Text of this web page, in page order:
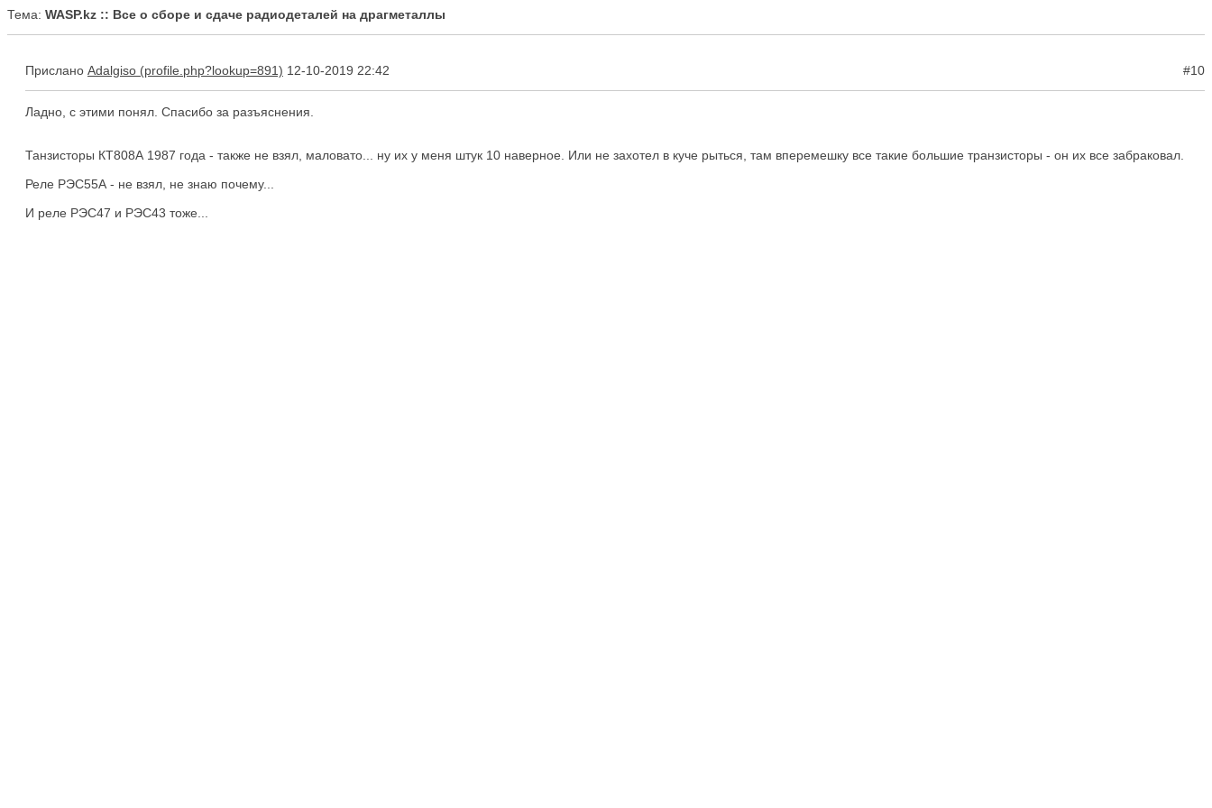
Тема: WASP.kz :: Все о сборе и сдаче радиодеталей на драгметаллы
Прислано Adalgiso 12-10-2019 22:42 #10
Ладно, с этими понял. Спасибо за разъяснения.
Танзисторы КТ808А 1987 года - также не взял, маловато... ну их у меня штук 10 наверное. Или не захотел в куче рыться, там вперемешку все такие большие транзисторы - он их все забраковал.
Реле РЭС55А - не взял, не знаю почему...
И реле РЭС47 и РЭС43 тоже...